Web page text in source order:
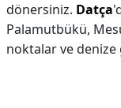
dönersiniz. Datça
Palamutbükü,
noktalar ve denize